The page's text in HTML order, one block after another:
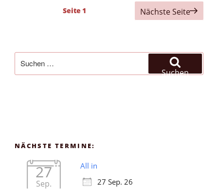
Seitennummerierung
Seite1 Nächste Seite
nach:
Suchen
NÄCHSTE TERMINE:
27
Sep.
All in
27 Sep. 26